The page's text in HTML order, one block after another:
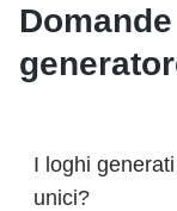
I loghi
unici?